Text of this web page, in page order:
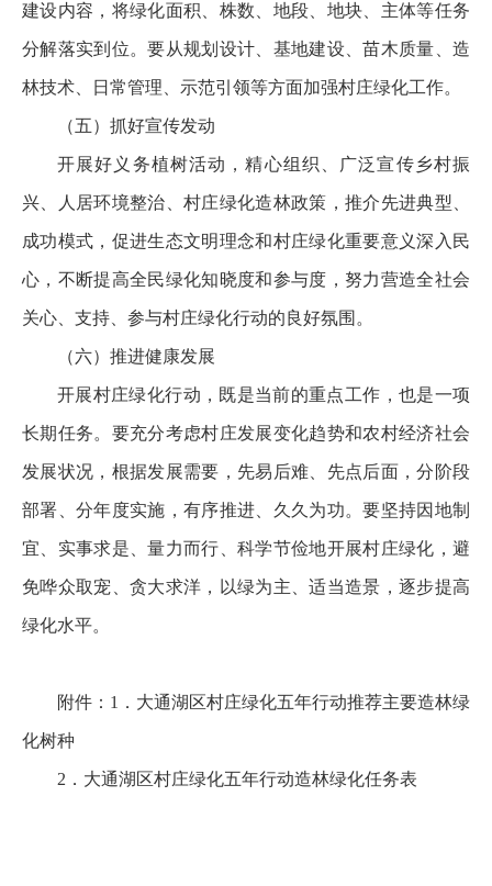
建设内容，将绿化面积、株数、地段、地块、主体等任务
分解落实到位。要从规划设计、基地建设、苗木质量、造
林技术、日常管理、示范引领等方面加强村庄绿化工作。
（五）抓好宣传发动
开展好义务植树活动，精心组织、广泛宣传乡村振
兴、人居环境整治、村庄绿化造林政策，推介先进典型、
成功模式，促进生态文明理念和村庄绿化重要意义深入民
心，不断提高全民绿化知晓度和参与度，努力营造全社会
关心、支持、参与村庄绿化行动的良好氛围。
（六）推进健康发展
开展村庄绿化行动，既是当前的重点工作，也是一项
长期任务。要充分考虑村庄发展变化趋势和农村经济社会
发展状况，根据发展需要，先易后难、先点后面，分阶段
部署、分年度实施，有序推进、久久为功。要坚持因地制
宜、实事求是、量力而行、科学节俭地开展村庄绿化，避
免哗众取宠、贪大求洋，以绿为主、适当造景，逐步提高
绿化水平。
附件：1．大通湖区村庄绿化五年行动推荐主要造林绿
化树种
2．大通湖区村庄绿化五年行动造林绿化任务表